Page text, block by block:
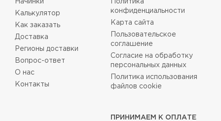
Начинки
Калькулятор
Как заказать
Доставка
Регионы доставки
Вопрос-ответ
О нас
Контакты
Политика
конфиденциальности
Карта сайта
Пользовательское
соглашение
Согласие на обработку
персональных данных
Политика использования
файлов cookie
ПРИНИМАЕМ К ОПЛАТЕ